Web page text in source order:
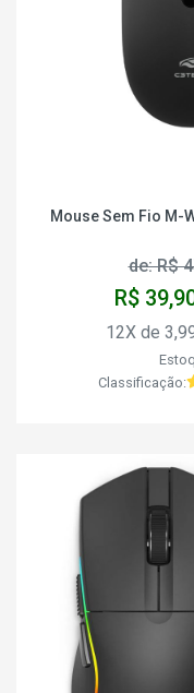
Mouse Sem Fio M-
de: R$
R$
12X de
Classificação: